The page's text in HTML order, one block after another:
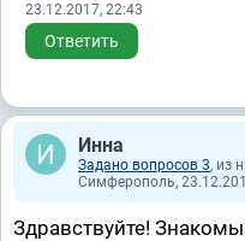
23.12.2017, 22:43
Ответить
Инна
Задано вопросов 3, из
Симферополь,
Здравствуйте!